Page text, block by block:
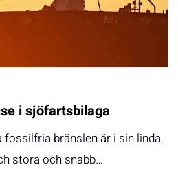
i sjöfartsbilaga
fossilfria bränslen är i sin linda.
stora och snabb…